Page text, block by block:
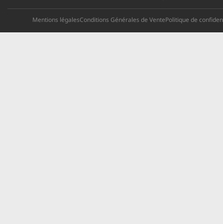
Mentions légalesConditions Générales de VentePolitique de